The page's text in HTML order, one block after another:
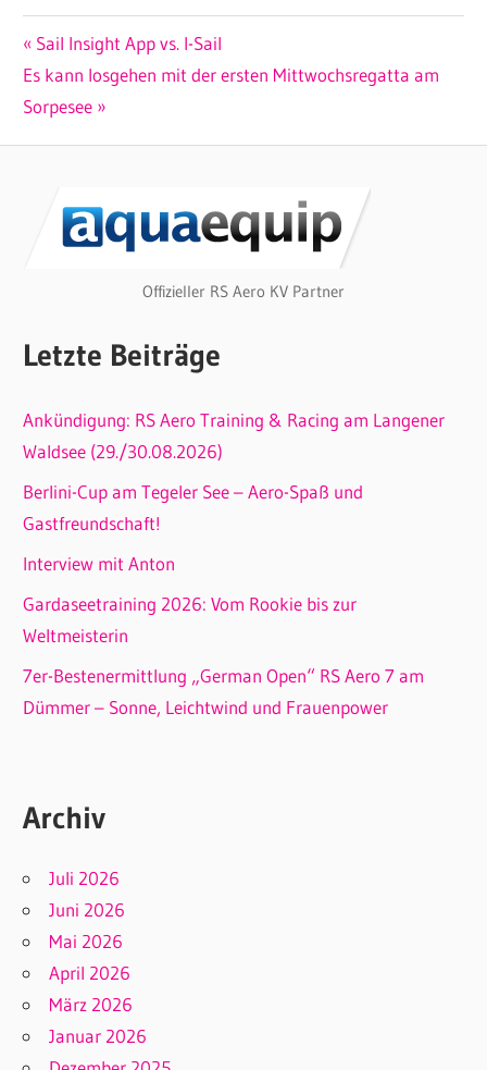
Beitragsnavigation
Vorheriger
Beitrag:
Sail Insight App vs. I-Sail
Nächster
Beitrag:
Es kann losgehen mit der ersten Mittwochsregatta am
Sorpesee
Offizieller RS Aero KV Partner
Letzte Beiträge
Ankündigung: RS Aero Training & Racing am Langener
Waldsee (29./30.08.2026)
Berlini-Cup am Tegeler See – Aero-Spaß und
Gastfreundschaft!
Interview mit Anton
Gardaseetraining 2026: Vom Rookie bis zur
Weltmeisterin
7er-Bestenermittlung „German Open“ RS Aero 7 am
Dümmer – Sonne, Leichtwind und Frauenpower
Archiv
Juli 2026
Juni 2026
Mai 2026
April 2026
März 2026
Januar 2026